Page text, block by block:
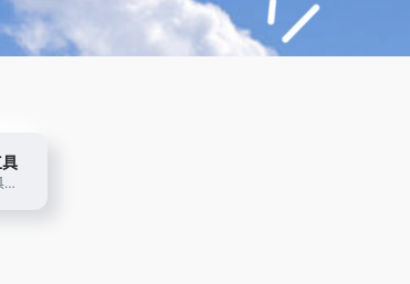
度加创作工具是一个百度出品的、人人可用的AIGC创作平台。度加致力于通过AI能力降低内容生成门槛，提升创作效率，一站式聚合百度AIGC能力，引领跨时代的内容生产方式。度加的主要功能包括AI成片（图文成片/文字成片）、AI数字人等。自2022年3月百家号开放内测以来，一年时间共计超过45万+百度创作者使用AIGC技术能力，创作700万篇+作品，百度累计分发量超过200亿+。